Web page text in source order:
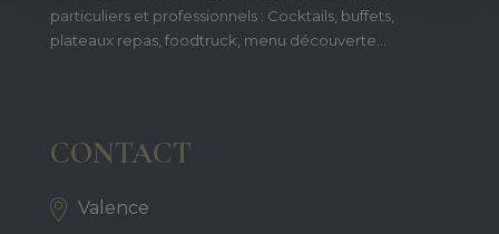
particuliers et professionnels : Cocktails, buffets,
plateaux repas, foodtruck, menu découverte...
CONTACT
Valence